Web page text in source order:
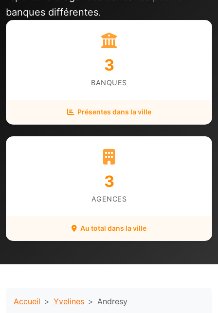
banques différentes.
3
BANQUES
Présentes dans la ville
3
AGENCES
Au total dans la ville
Accueil Yvelines Andresy